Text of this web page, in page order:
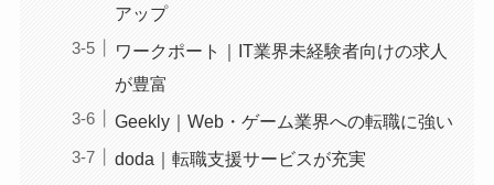
アップ
ワークポート｜IT業界未経験者向けの求人
が豊富
Geekly｜Web・ゲーム業界への転職に強い
doda｜転職支援サービスが充実